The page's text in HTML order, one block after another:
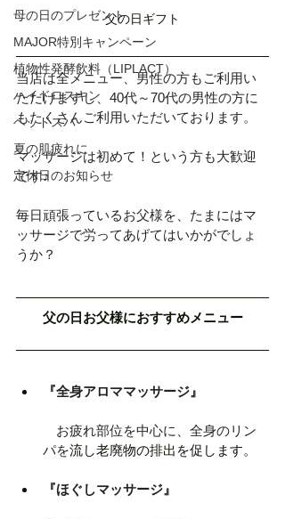
母の日のプレゼント
MAJOR特別キャンペーン
植物性発酵飲料（LIPLACT）
ハイドロスキン
ヘッドスパ
夏の肌疲れに
定休日のお知らせ
父の日ギフト
当店は全メニュー、男性の方もご利用い
ただけますし、40代～70代の男性の方に
もたくさんご利用いただいております。
マッサージは初めて！という方も大歓迎
です♪
毎日頑張っているお父様を、たまにはマ
ッサージで労ってあげてはいかがでしょ
うか？
父の日お父様におすすめメニュー
『全身アロママッサージ』
お疲れ部位を中心に、全身のリン
パを流し老廃物の排出を促します。
『ほぐしマッサージ』